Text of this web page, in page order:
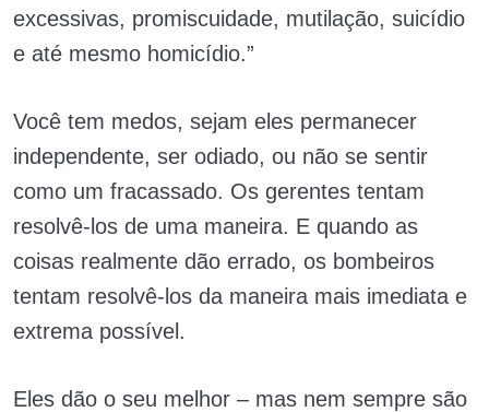
excessivas, promiscuidade, mutilação, suicídio
e até mesmo homicídio.”
Você tem medos, sejam eles permanecer
independente, ser odiado, ou não se sentir
como um fracassado. Os gerentes tentam
resolvê-los de uma maneira. E quando as
coisas realmente dão errado, os bombeiros
tentam resolvê-los da maneira mais imediata e
extrema possível.
Eles dão o seu melhor – mas nem sempre são